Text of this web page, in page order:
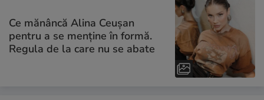
Ce mănâncă Alina Ceușan
pentru a se menține în formă.
Regula de la care nu se abate